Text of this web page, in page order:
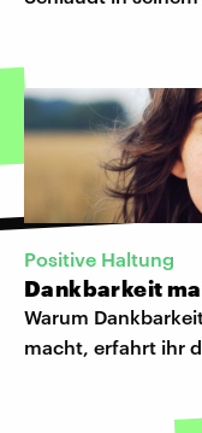
Positive Haltung
Dankbarkeit
Warum
macht, erfahrt ihr